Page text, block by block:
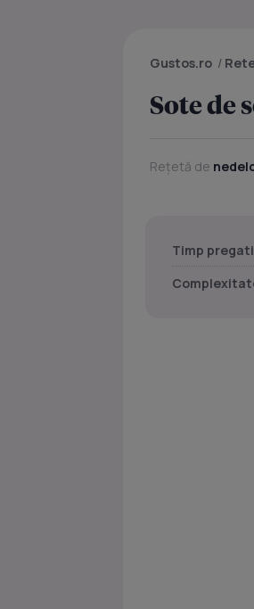
Gustos.ro /
Sote de
Rețetă de
Timp